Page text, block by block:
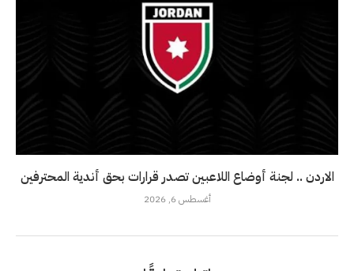
الاردن .. لجنة أوضاع اللاعبين تصدر قرارات بحق أندية المحترفين
أغسطس 6, 2026